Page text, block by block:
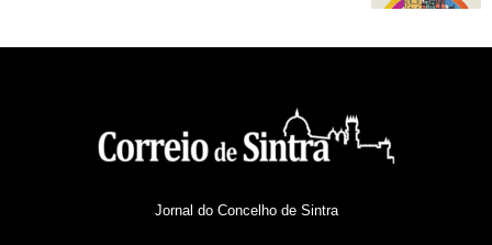
Jornal do Concelho de Sintra